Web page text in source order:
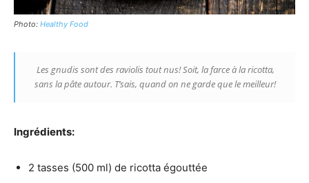
Photo: Healthy Food
Les gnudis sont des raviolis tout nus! Soit, la farce à la ricotta,
sans la pâte autour. T’sais, quand on ne garde que le meilleur!
Ingrédients:
2 tasses (500 ml) de ricotta égouttée